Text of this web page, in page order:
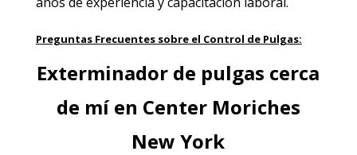
Preguntas Frecuentes sobre el Control de Pulgas:
Exterminador de pulgas cerca
de mí en Center Moriches
New York